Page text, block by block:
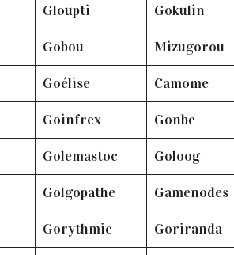
Gloupti Gokulin
Gobou Mizugorou
Goélise Camome
Goinfrex Gonbe
Golemastoc Goloog
Golgopathe Gamenodes
Gorythmic Goriranda